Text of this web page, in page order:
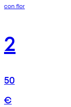
con flor
2
50
€